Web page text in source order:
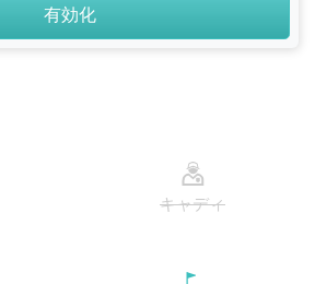
有効化
キャディ